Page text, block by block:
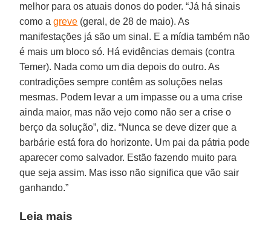
melhor para os atuais donos do poder. “Já há sinais
como agreve (geral, de 28 de maio). As
manifestações já são um sinal. E a mídia também não
é mais um bloco só. Há evidências demais (contra
Temer). Nada como um dia depois do outro. As
contradições sempre contêm as soluções nelas
mesmas. Podem levar a um impasse ou a uma crise
ainda maior, mas não vejo como não ser a crise o
berço da solução”, diz. “Nunca se deve dizer que a
barbárie está fora do horizonte. Um pai da pátria pode
aparecer como salvador. Estão fazendo muito para
que seja assim. Mas isso não significa que vão sair
ganhando.”
Leia mais